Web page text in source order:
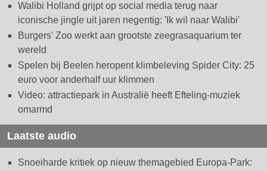
Walibi Holland grijpt op social media terug naar
iconische jingle uit jaren negentig: 'Ik wil naar Walibi'
Burgers' Zoo werkt aan grootste zeegrasaquarium ter
wereld
Spelen bij Beelen heropent klimbeleving Spider City: 25
euro voor anderhalf uur klimmen
Video: attractiepark in Australië heeft Efteling-muziek
omarmd
Laatste audio
Snoeiharde kritiek op nieuw themagebied Europa-Park: